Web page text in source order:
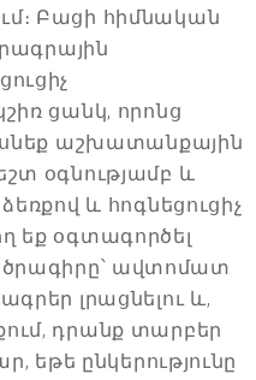
Բացի հիմնական
ցանկ, որոնց
աշխատանքային
օգնությամբ և
և հոգնեցուցիչ
եք օգտագործել
ծրագիրը՝ ավտոմատ
լրացնելու և,
դրանք տարբեր
եթե ընկերությունը